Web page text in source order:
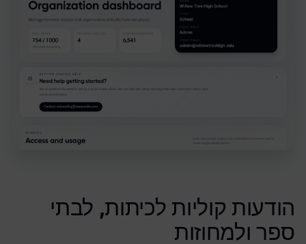
הודעות קוליות לכיתות, לבתי
ספר ולמחוזות